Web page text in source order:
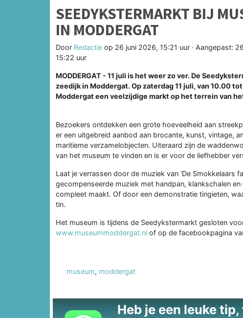
SEEDYKSTERMARKT BIJ
IN MODDERGAT
Door Redactie op 26 juni 2026, 15:21 uur · Aangepast:
15:22 uur
MODDERGAT - 11 juli is het weer zo ver. De
zeedijk in Moddergat. Op zaterdag 11 juli, van 10.00
Moddergat een veelzijdige markt op het terrein van
Bezoekers ontdekken een grote hoeveelheid aan
er een uitgebreid aanbod aan brocante, kunst, vintage,
maritieme verzamelobjecten. Uiteraard zijn de
van het museum te vinden en is er voor de liefhebber
Laat je verrassen door de muziek van 'De Smokkelaars
gecompenseerde muziek met handpan, klankschalen
compleet maakt. Of door een demonstratie tingieten,
tin.
Het museum is tijdens de Seedykstermarkt gesloten
www.museummoddergat.nl of op de facebookpagina
museum, moddergat
Heb je een leuke